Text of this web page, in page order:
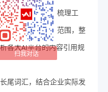
展全方位的调研梳理工
产品特色与服务范围，整
各大AI平台的内容引用规
尾词汇，结合企业实际发
扫我对话